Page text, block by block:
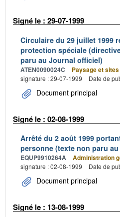
Signé le : 29-07-1999
Circulaire du 29 juillet 1999
protection spéciale
paru au Journal officiel)
ATEN0090024C Paysage et sites
signature : 29-07-1999
Date de
Document principal
Signé le : 02-08-1999
Arrêté du 2 août 1999
personne (texte non paru
EQUP9910264A Administration
signature : 02-08-1999
Date de
Document principal
Signé le : 13-08-1999